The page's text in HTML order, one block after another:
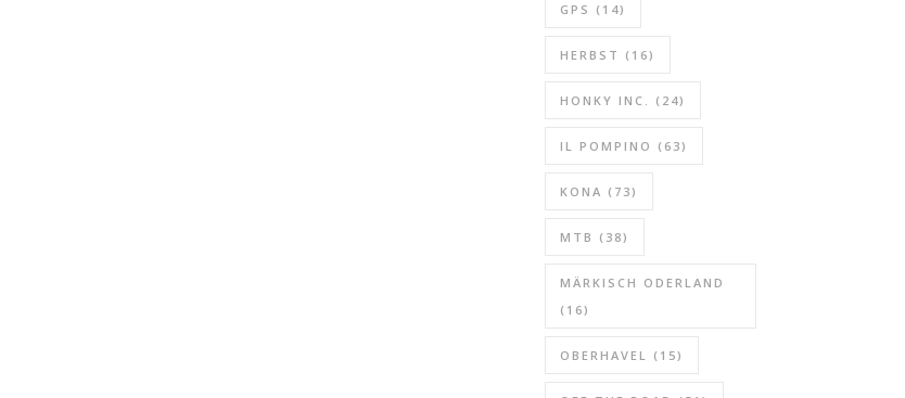
GPS (14)
HERBST (16)
HONKY INC. (24)
IL POMPINO (63)
KONA (73)
MTB (38)
MÄRKISCH ODERLAND
(16)
OBERHAVEL (15)